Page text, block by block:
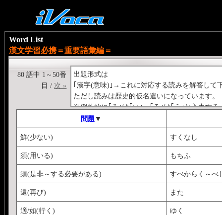
Word List
漢文学習必携＝重要語彙編＝
出題形式は
｢漢字(意味)｣→これに対応する読みを解答して
ただし読みは歴史的仮名遣いになっています。
※例外的に｢ゐ｣は｢い｣、｢ゑ｣は｢え｣と入力する
＜例＞
｢悪(忌み嫌う、嫌がる)｣→にくむ
80 語中 1～50番
目 / 次 »
問題 ▼
鮮(少ない) すくなし
須(用いる) もちふ
須(是非～する必要がある) すべからく～べ
還(再び) また
適/如(行く) ゆく